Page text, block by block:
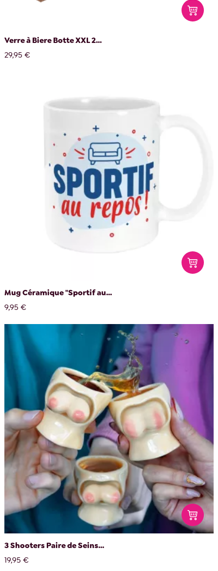
Verre à Biere Botte XXL 2...
29,95 €
Mug Céramique "Sportif au...
9,95 €
3 Shooters Paire de Seins...
19,95 €